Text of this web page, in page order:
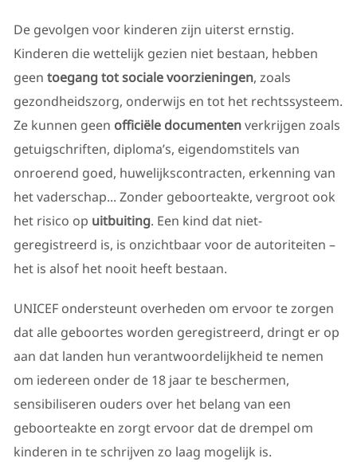
De gevolgen voor kinderen zijn uiterst ernstig.
Kinderen die wettelijk gezien niet bestaan, hebben
geen toegang tot sociale voorzieningen, zoals
gezondheidszorg, onderwijs en tot het rechtssysteem.
Ze kunnen geen officiële documentenverkrijgen zoals
getuigschriften, diploma’s, eigendomstitels van
onroerend goed, huwelijkscontracten, erkenning van
het vaderschap... Zonder geboorteakte, vergroot ook
het risico op uitbuiting. Een kind dat niet-
geregistreerd is, is onzichtbaar voor de autoriteiten –
het is alsof het nooit heeft bestaan.
UNICEF ondersteunt overheden om ervoor te zorgen
dat alle geboortes worden geregistreerd, dringt er op
aan dat landen hun verantwoordelijkheid te nemen
om iedereen onder de 18 jaar te beschermen,
sensibiliseren ouders over het belang van een
geboorteakte en zorgt ervoor dat de drempel om
kinderen in te schrijven zo laag mogelijk is.